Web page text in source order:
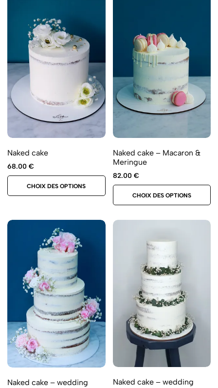
Naked cake
68.00 €
CHOIX DES OPTIONS
Naked cake – Macaron &
Meringue
82.00 €
CHOIX DES OPTIONS
Naked cake – wedding
Naked cake – wedding